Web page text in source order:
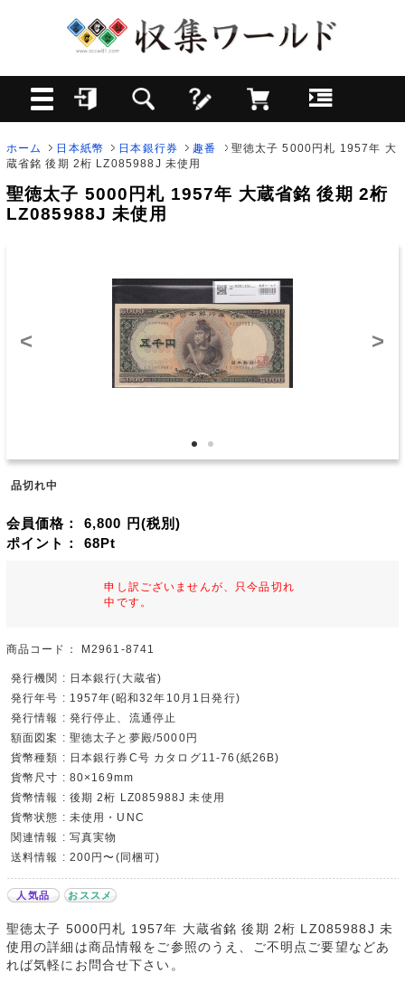
ホーム 日本紙幣 日本銀行券 趣番
聖徳太子 5000円札 1957年 大
蔵省銘 後期 2桁 LZ085988J 未使用
聖徳太子 5000円札 1957年 大蔵省銘 後期 2桁
LZ085988J 未使用
< >
品切れ中
会員価格： 6,800 円(税別)
ポイント： 68Pt
申し訳ございませんが、只今品切れ
中です。
商品コード： M2961-8741
発行機関 : 日本銀行(大蔵省)
発行年号 : 1957年(昭和32年10月1日発行)
発行情報 : 発行停止、流通停止
額面図案 : 聖徳太子と夢殿/5000円
貨幣種類 : 日本銀行券C号 カタログ11-76(紙26B)
貨幣尺寸 : 80×169mm
貨幣情報 : 後期 2桁 LZ085988J 未使用
貨幣状態 : 未使用・UNC
関連情報 : 写真実物
送料情報 : 200円〜(同梱可)
人気品 おススメ
聖徳太子 5000円札 1957年 大蔵省銘 後期 2桁 LZ085988J 未
使用の詳細は商品情報をご参照のうえ、ご不明点ご要望などあ
れば気軽にお問合せ下さい。